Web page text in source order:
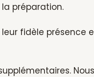
préparation.
fidèle présence